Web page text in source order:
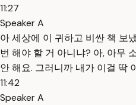
11:27
Speaker A
아 세상에 이 귀하고 비싼 책 보
번 해야 할 거 아니냐? 아, 아무
안 해요. 그러니까 내가 이걸 딱
11:42
Speaker A